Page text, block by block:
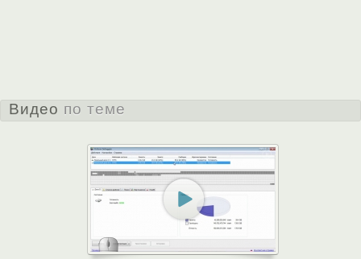
Видео по теме